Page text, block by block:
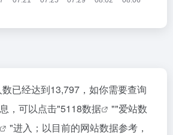
已经达到13,797，如你需要查询
，可以点击"5118数据 ""爱站数
"进入；以目前的网站数据参考，